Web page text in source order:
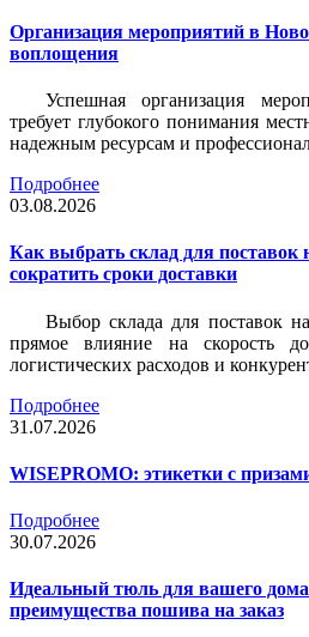
Организация мероприятий в
воплощения
Успешная организация
требует глубокого понимания
надежным ресурсам и
Подробнее
03.08.2026
Как выбрать склад для поставок
сократить сроки доставки
Выбор склада для поставок
прямое влияние на скорость
логистических расходов и
Подробнее
31.07.2026
WISEPROMO: этикетки с
Подробнее
30.07.2026
Идеальный тюль для вашего
преимущества пошива на заказ